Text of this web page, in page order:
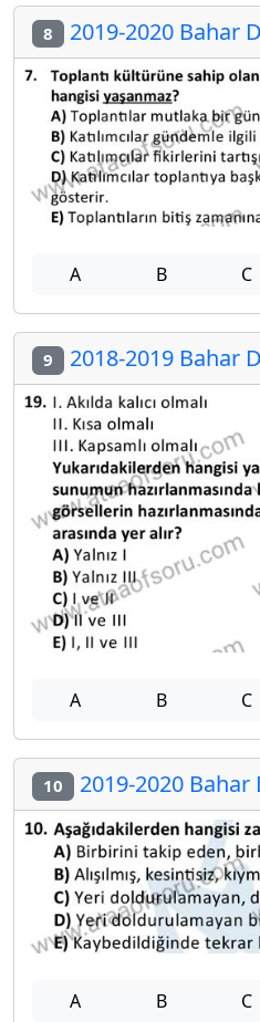
8 2019-2020 Bahar
A B C
9 2018-2019 Bahar
A B C
10 2019-2020 Bahar
A B C